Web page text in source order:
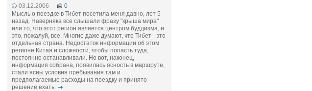
03.12.2006
0
Мысль о поездке в Тибет посетила меня давно, лет 5
назад. Наверняка все слышали фразу "крыша мира"
или то, что этот регион является центром буддизма, и
это, пожалуй, все. Многие даже думают, что Тибет - это
отдельная страна. Недостаток информации об этом
регионе Китая и сложности, чтобы попасть туда,
постоянно останавливали. Но вот, наконец,
информация собрана, появилась ясность в маршруте,
стали ясны условия пребывания там и
предполагаемые расходы на поездку и принято
решение ехать.